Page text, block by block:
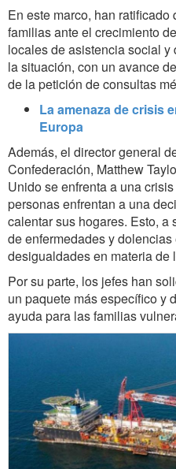
En este marco, han
familias ante el crecimiento
locales de asistencia social
la situación, con un avance
de la petición de consultas
La amenaza de crisis
Europa
Además, el director general
Confederación, Matthew
Unido se enfrenta a una
personas enfrentan a una
calentar sus hogares. Esto, a
de enfermedades y
desigualdades en materia de
Por su parte, los jefes han
un paquete más específico y
ayuda para las familias